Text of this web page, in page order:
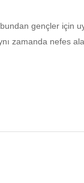
gençler için
zamanda nefes